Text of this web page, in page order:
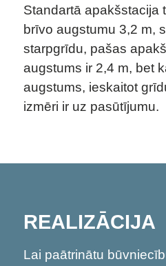
Standartā apakšstacija
brīvo augstumu 3,2 m,
starpgrīdu, pašas
augstums ir 2,4 m, bet
augstums, ieskaitot
izmēri ir uz pasūtījumu.
REALIZĀCIJA
Lai paātrinātu